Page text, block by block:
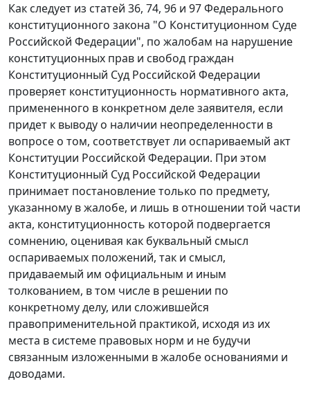
Как следует из статей 36, 74, 96 и 97 Федерального
конституционного закона "О Конституционном Суде
Российской Федерации", по жалобам на нарушение
конституционных прав и свобод граждан
Конституционный Суд Российской Федерации
проверяет конституционность нормативного акта,
примененного в конкретном деле заявителя, если
придет к выводу о наличии неопределенности в
вопросе о том, соответствует ли оспариваемый акт
Конституции Российской Федерации. При этом
Конституционный Суд Российской Федерации
принимает постановление только по предмету,
указанному в жалобе, и лишь в отношении той части
акта, конституционность которой подвергается
сомнению, оценивая как буквальный смысл
оспариваемых положений, так и смысл,
придаваемый им официальным и иным
толкованием, в том числе в решении по
конкретному делу, или сложившейся
правоприменительной практикой, исходя из их
места в системе правовых норм и не будучи
связанным изложенными в жалобе основаниями и
доводами.